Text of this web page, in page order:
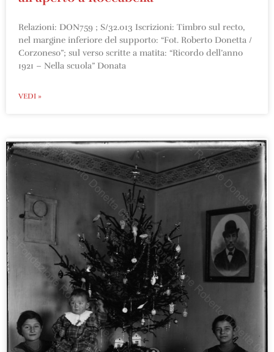
Relazioni: DON759 ; S/32.013 Iscrizioni: Timbro sul recto,
nel margine inferiore del supporto: “Fot. Roberto Donetta /
Corzoneso”; sul verso scritte a matita: “Ricordo dell’anno
1921 – Nella scuola” Donata
VEDI »